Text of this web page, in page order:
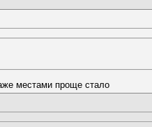
местами проще стало